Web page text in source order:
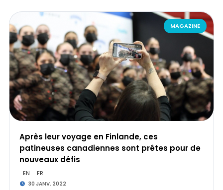
MAGAZINE
Après leur voyage en Finlande, ces
patineuses canadiennes sont prêtes pour de
nouveaux défis
EN FR
30 JANV. 2022